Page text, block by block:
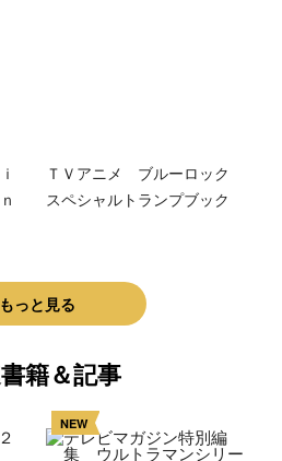
ＴＶアニメ ブルーロック
スペシャルトランプブック
もっと見る
籍＆記事
NEW